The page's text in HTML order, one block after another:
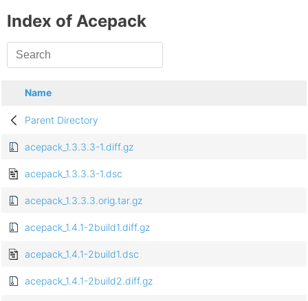
Index of Acepack
Name
Parent Directory
acepack_1.3.3.3-1.diff.gz
acepack_1.3.3.3-1.dsc
acepack_1.3.3.3.orig.tar.gz
acepack_1.4.1-2build1.diff.gz
acepack_1.4.1-2build1.dsc
acepack_1.4.1-2build2.diff.gz